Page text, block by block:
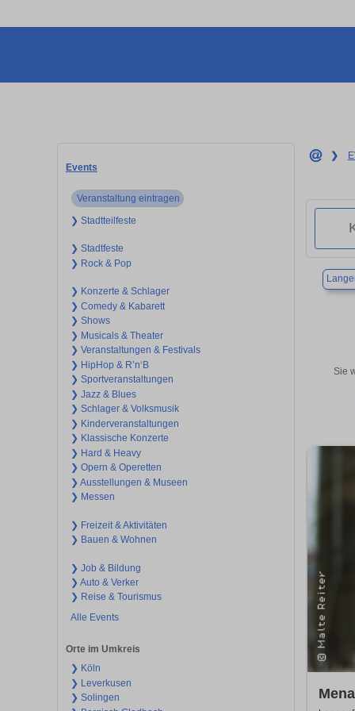
Events
Veranstaltung eintragen
❯ Stadtteilfeste
❯ Stadtfeste
❯ Rock & Pop
❯ Konzerte & Schlager
❯ Comedy & Kabarett
❯ Shows
❯ Musicals & Theater
❯ Veranstaltungen & Festivals
❯ HipHop & R’n‘B
❯ Sportveranstaltungen
❯ Jazz & Blues
❯ Schlager & Volksmusik
❯ Kinderveranstaltungen
❯ Klassische Konzerte
❯ Hard & Heavy
❯ Opern & Operetten
❯ Ausstellungen & Museen
❯ Messen
❯ Freizeit & Aktivitäten
❯ Bauen & Wohnen
❯ Job & Bildung
❯ Auto & Verker
❯ Reise & Tourismus
Alle Events
Orte im Umkreis
❯ Köln
❯ Leverkusen
❯ Solingen
❯
Sie